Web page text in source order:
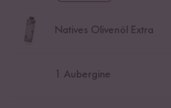
Natives Olivenöl Extra
1 Aubergine